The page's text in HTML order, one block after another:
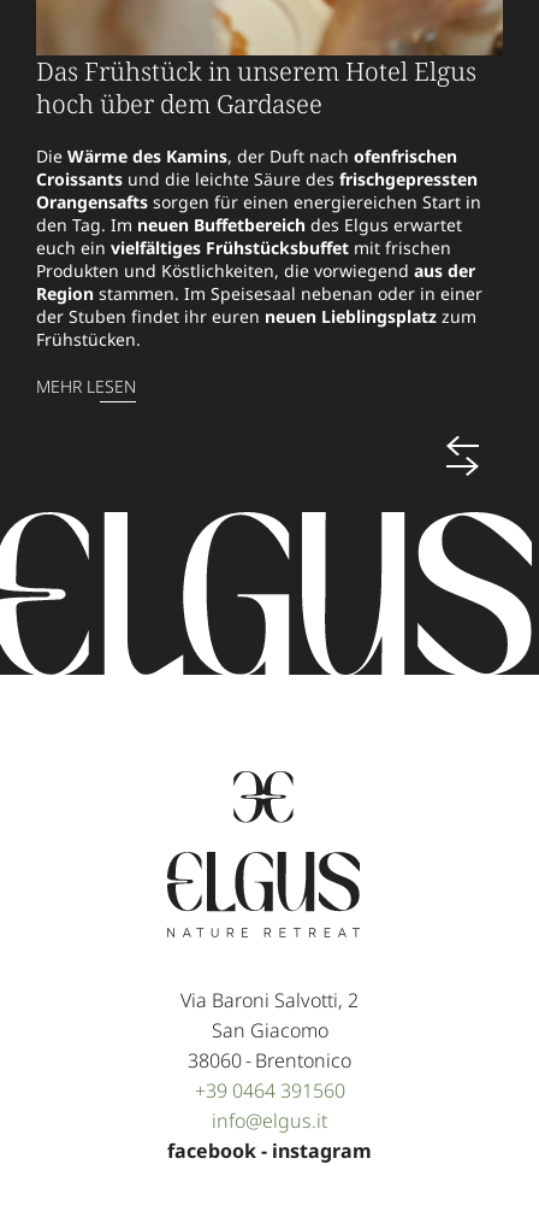
Das Frühstück in unserem Hotel Elgus
hoch über dem Gardasee
Die Wärme des Kamins, der Duft nach ofenfrischen
Croissants und die leichte Säure des frischgepressten
Orangensafts sorgen für einen energiereichen Start in
den Tag. Im neuen Buffetbereich des Elgus erwartet
euch ein vielfältiges Frühstücksbuffet mit frischen
Produkten und Köstlichkeiten, die vorwiegend aus der
Region stammen. Im Speisesaal nebenan oder in einer
der Stuben findet ihr euren neuen Lieblingsplatz zum
Frühstücken.
MEHR LESEN
Bar & Bistro.
Für jede Tageszeit
EinEspressoauf der Sonnenterrasse am Nachmittag, ein
Cocktailnach dem Abendessen oder einerlesener
Tropfenaus unserem Weinkeller: UnserBistro mit
Lounge-Barlädt euch von 7.30 bis 23.30 Uhr zum Getränk
eurer Wahl ein. Von mittags bis abends servieren wir
euch dort außerdem Snacks, kleine Gerichte und
Gourmetpizzas.
Via Baroni Salvotti, 2
San Giacomo
38060-Brentonico
+39 0464 391560
info@elgus.it
facebook- instagram